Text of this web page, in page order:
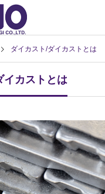
ダイカスト/ダイカストとは
イカストとは